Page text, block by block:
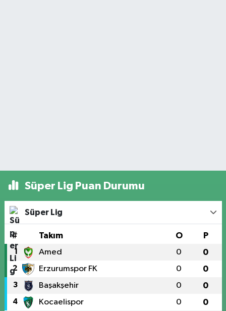
Süper Lig Puan Durumu
Süper Lig
# Takım O P
1 Amed 0 0
2 Erzurumspor FK 0 0
3 Başakşehir 0 0
4 Kocaelispor 0 0